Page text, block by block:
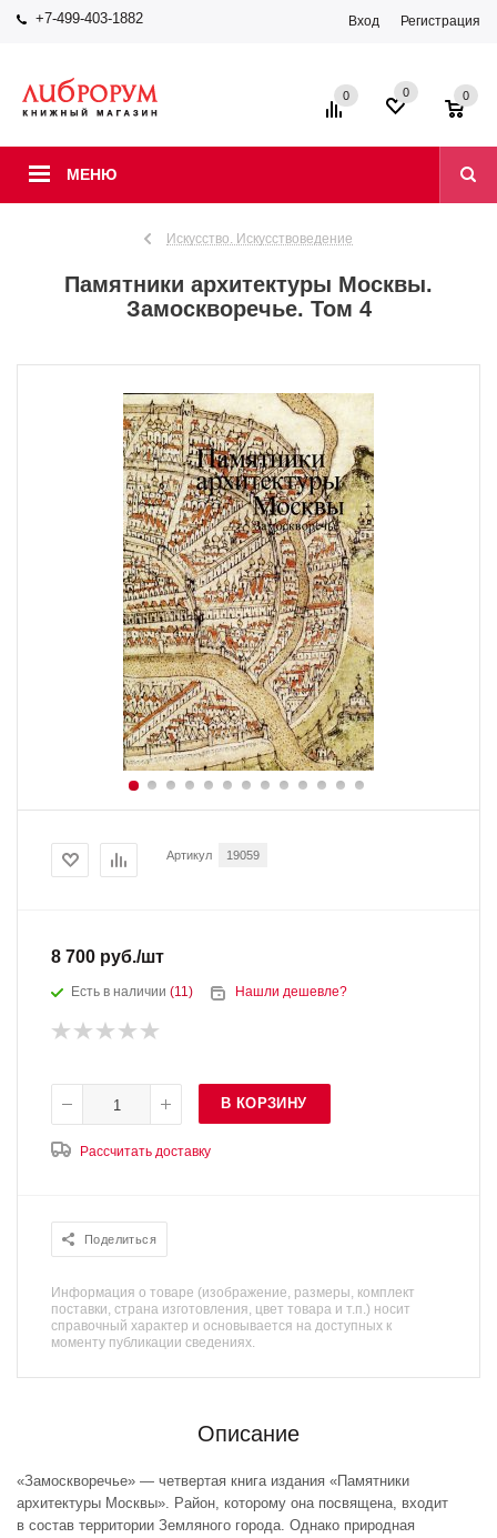
+7-499-403-1882 Вход Регистрация
МЕНЮ
0 0 0
Искусство. Искусствоведение
Памятники архитектуры Москвы.
Замоскворечье. Том 4
Артикул 19059
8 700 руб./шт
Есть в наличии (11) Нашли дешевле?
В КОРЗИНУ
Рассчитать доставку
Поделиться
Информация о товаре (изображение, размеры, комплект
поставки, страна изготовления, цвет товара и т.п.) носит
справочный характер и основывается на доступных к
моменту публикации сведениях.
Описание
«Замоскворечье» — четвертая книга издания «Памятники
архитектуры Москвы». Район, которому она посвящена, входит
в состав территории Земляного города. Однако природная